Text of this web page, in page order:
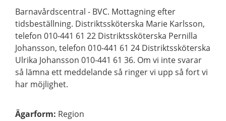
Barnavårdscentral - BVC. Mottagning efter
tidsbeställning. Distriktssköterska Marie Karlsson,
telefon 010-441 61 22 Distriktssköterska Pernilla
Johansson, telefon 010-441 61 24 Distriktssköterska
Ulrika Johansson 010-441 61 36. Om vi inte svarar
så lämna ett meddelande så ringer vi upp så fort vi
har möjlighet.
Ägarform: Region